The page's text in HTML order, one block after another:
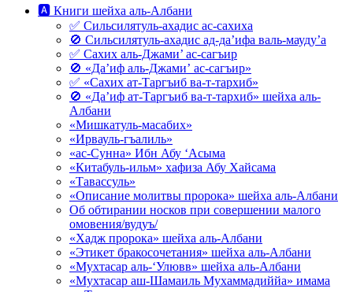
🅰 Книги шейха аль-Албани
✅ Сильсилятуль-ахадис ас-сахиха
🚫 Сильсилятуль-ахадис ад-да’ифа валь-мауду’а
✅ Сахих аль-Джами’ ас-сагъир
🚫 «Да’иф аль-Джами’ ас-сагъир»
✅ «Сахих ат-Таргъиб ва-т-тархиб»
🚫 «Да’иф ат-Таргъиб ва-т-тархиб» шейха аль-
Албани
«Мишкатуль-масабих»
«Ирвауль-гъалиль»
«ас-Сунна» Ибн Абу ‘Асыма
«Китабуль-ильм» хафиза Абу Хайсама
«Тавассуль»
«Описание молитвы пророка» шейха аль-Албани
Об обтирании носков при совершении малого
омовения/вудуъ/
«Хадж пророка» шейха аль-Албани
«Этикет бракосочетания» шейха аль-Албани
«Мухтасар аль-‘Улювв» шейха аль-Албани
«Мухтасар аш-Шамаиль Мухаммадиййа» имама